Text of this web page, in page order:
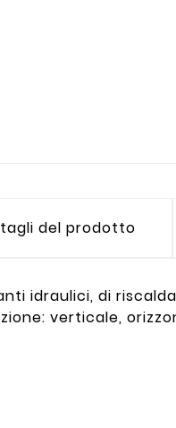
del prodotto
idraulici, di
verticale,